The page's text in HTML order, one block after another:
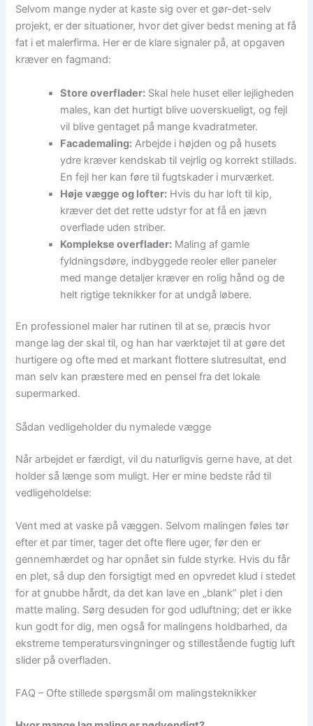
Selvom mange nyder at kaste sig over et gør-det-selv
projekt, er der situationer, hvor det giver bedst mening at få
fat i et malerfirma. Her er de klare signaler på, at opgaven
kræver en fagmand:
Store overflader: Skal hele huset eller lejligheden
males, kan det hurtigt blive uoverskueligt, og fejl
vil blive gentaget på mange kvadratmeter.
Facademaling: Arbejde i højden og på husets
ydre kræver kendskab til vejrlig og korrekt stillads.
En fejl her kan føre til fugtskader i murværket.
Høje vægge og lofter: Hvis du har loft til kip,
kræver det det rette udstyr for at få en jævn
overflade uden striber.
Komplekse overflader: Maling af gamle
fyldningsdøre, indbyggede reoler eller paneler
med mange detaljer kræver en rolig hånd og de
helt rigtige teknikker for at undgå løbere.
En professionel maler har rutinen til at se, præcis hvor
mange lag der skal til, og han har værktøjet til at gøre det
hurtigere og ofte med et markant flottere slutresultat, end
man selv kan præstere med en pensel fra det lokale
supermarked.
Sådan vedligeholder du nymalede vægge
Når arbejdet er færdigt, vil du naturligvis gerne have, at det
holder så længe som muligt. Her er mine bedste råd til
vedligeholdelse:
Vent med at vaske på væggen. Selvom malingen føles tør
efter et par timer, tager det ofte flere uger, før den er
gennemhærdet og har opnået sin fulde styrke. Hvis du får
en plet, så dup den forsigtigt med en opvredet klud i stedet
for at gnubbe hårdt, da det kan lave en „blank” plet i den
matte maling. Sørg desuden for god udluftning; det er ikke
kun godt for dig, men også for malingens holdbarhed, da
ekstreme temperatursvingninger og stillestående fugtig luft
slider på overfladen.
FAQ – Ofte stillede spørgsmål om malingsteknikker